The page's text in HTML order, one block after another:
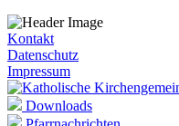
Kontakt
Datenschutz
Impressum
Downloads